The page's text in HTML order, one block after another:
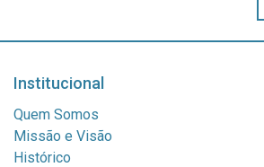
Institucional
Quem Somos
Missão e Visão
Histórico